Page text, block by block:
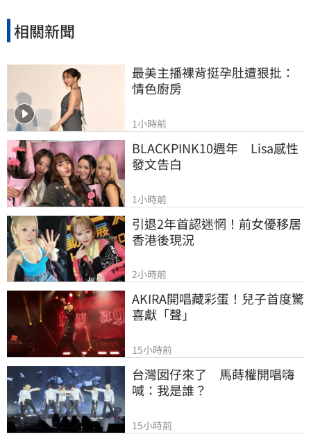
相關新聞
最美主播裸背挺孕肚遭狠批：
情色廚房
1小時前
BLACKPINK10週年　Lisa感性
發文告白
1小時前
引退2年首認迷惘！前女優移居
香港後現況
2小時前
AKIRA開唱藏彩蛋！兒子首度驚
喜獻「聲」
15小時前
台灣囡仔來了　馬蒔權開唱嗨
喊：我是誰？
15小時前